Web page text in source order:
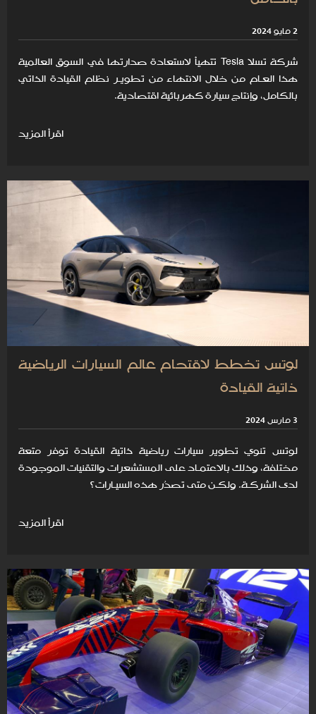
2 مايو 2024
شركة تسلا Tesla تتهيأ لاستعادة صدارتها في السوق العالمية
هذا العـام من خلال الانتهاء من تطويـر نظام القيادة الذاتي
بالكامل، وإنتاج سيارة كهربائية اقتصادية.
اقرأ المزيد
لوتس تخطط لاقتحام عالم السيارات الرياضية
ذاتية القيادة
3 مارس 2024
لوتس تنوي تطوير سيارات رياضية ذاتية القيادة توفر متعة
مختلفة، وذلك بالاعتمـاد على المستشعرات والتقنيات الموجودة
لدى الشركـة. ولكـن متى تصدُر هذه السيـارات؟
اقرأ المزيد